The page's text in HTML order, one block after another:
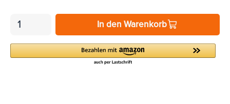
In den Warenkorb